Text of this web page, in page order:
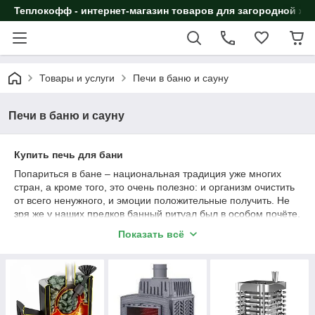
Теплокофф - интернет-магазин товаров для загородной
Товары и услуги Печи в баню и сауну
Печи в баню и сауну
Купить печь для бани
Попариться в бане – национальная традиция уже многих
стран, а кроме того, это очень полезно: и организм очистить
от всего ненужного, и эмоции положительные получить. Не
зря же у наших предков банный ритуал был в особом почёте.
Сегодня многие стремятся вести здоровый образ жизни и,
участке достаточно, то это может быть и отдельное
сооружение с бассейном, комнатой отдыха и всем
необходимым для банных процедур. Интернет-магазин
Показать всё